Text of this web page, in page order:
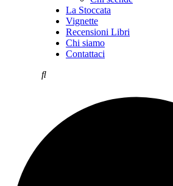
La Stoccata
Vignette
Recensioni Libri
Chi siamo
Contattaci